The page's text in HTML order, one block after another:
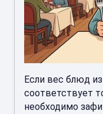
Если вес блюд
соответствует
необходимо